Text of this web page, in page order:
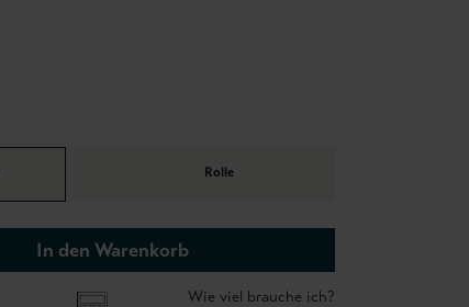
Rolle
In den Warenkorb
Wie viel brauche ich?